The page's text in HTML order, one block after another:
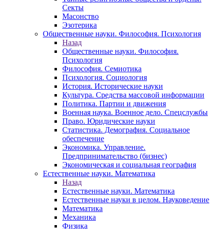
Секты
Масонство
Эзотерика
Общественные науки. Философия. Психология
Назад
Общественные науки. Философия.
Психология
Философия. Семиотика
Психология. Социология
История. Исторические науки
Культура. Средства массовой информации
Политика. Партии и движения
Военная наука. Военное дело. Спецслужбы
Право. Юридические науки
Статистика. Демография. Социальное
обеспечение
Экономика. Управление.
Предпринимательство (бизнес)
Экономическая и социальная география
Естественные науки. Математика
Назад
Естественные науки. Математика
Естественные науки в целом. Науковедение
Математика
Механика
Физика